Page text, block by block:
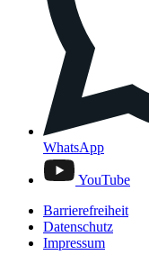
WhatsApp
YouTube
Barrierefreiheit
Datenschutz
Impressum